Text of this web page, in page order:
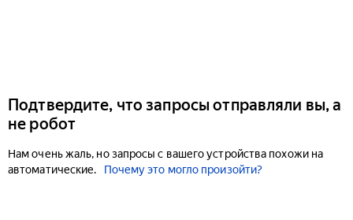
Подтвердите, что запросы отправляли вы, а
не робот
Нам очень жаль, но запросы с вашего устройства похожи на
автоматические.
Почему это могло произойти?